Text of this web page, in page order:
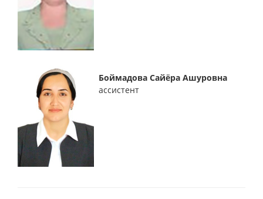
Боймадова Сайёра Ашуровна
ассистент